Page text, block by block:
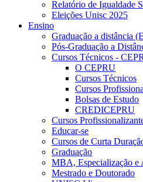
Relatório de Igualdade
Eleições Unisc 2025
Ensino
Graduação a distância
Pós-Graduação a
Cursos Técnicos -
O CEPRU
Cursos Técnicos
Cursos
Bolsas de Estudo
CREDICEPRU
Cursos
Educar-se
Cursos de Curta
Graduação
MBA, Especialização e
Mestrado e Doutorado